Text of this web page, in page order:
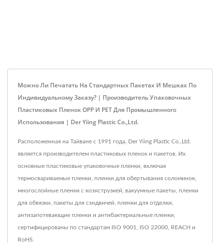
Можно Ли Печатать На Стандартных Пакетах И Мешках По
Индивидуальному Заказу? | Производитель Упаковочных
Пластиковых Пленок OPP И PET Для Промышленного
Использования | Der Yiing Plastic Co.,Ltd.
Расположенная на Тайване с 1991 года, Der Yiing Plastic Co.,Ltd.
является производителем пластиковых пленок и пакетов. Их
основные пластиковые упаковочные пленки, включая
термосвариваемые пленки, пленки для обертывания соломинок,
многослойные пленки с коэкструзией, вакуумные пакеты, пленки
для обвязки, пакеты для сэндвичей, пленки для отделки,
антизапотевающие пленки и антибактериальные пленки,
сертифицированы по стандартам ISO 9001, ISO 22000, REACH и
RoHS.